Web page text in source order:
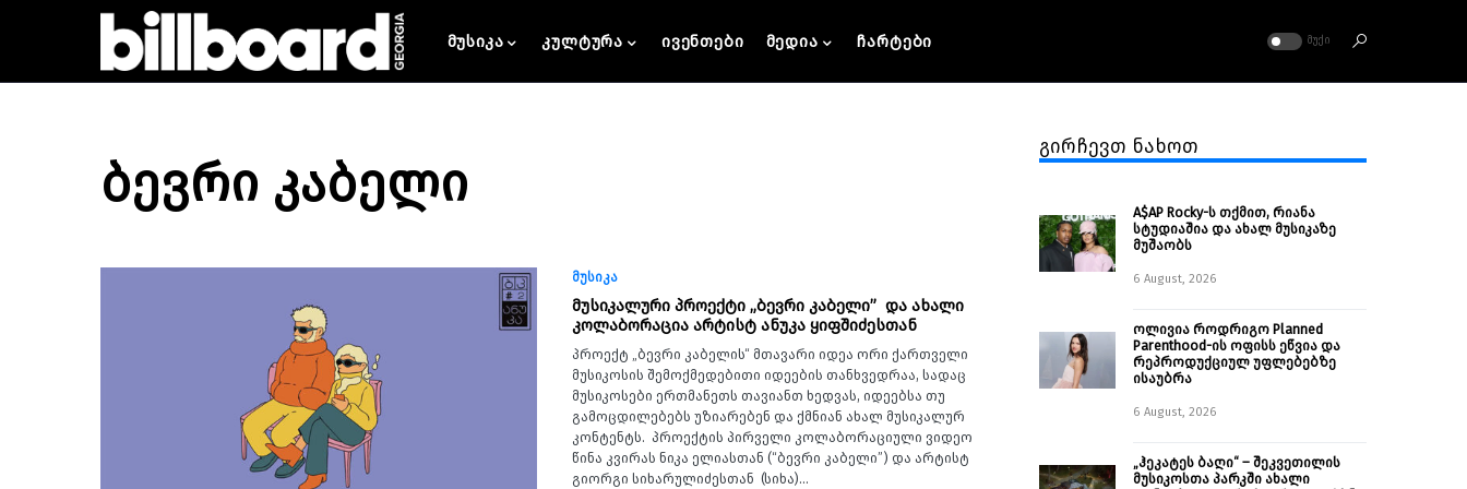
მუსიკა კულტურა ივენთები მედია ჩარტები ᲛᲣᲥᲘ
ბევრი კაბელი
მუსიკა
მუსიკალური პროექტი „ბევრი კაბელი” და ახალი
კოლაბორაცია არტისტ ანუკა ყიფშიძესთან
პროექტ „ბევრი კაბელის“ მთავარი იდეა ორი ქართველი
მუსიკოსის შემოქმედებითი იდეების თანხვედრაა, სადაც
მუსიკოსები ერთმანეთს თავიანთ ხედვას, იდეებსა თუ
გამოცდილებებს უზიარებენ და ქმნიან ახალ მუსიკალურ
კონტენტს. პროექტის პირველი კოლაბორაციული ვიდეო
წინა კვირას ნიკა ელიასთან (“ბევრი კაბელი”) და არტისტ
გიორგი სიხარულიძესთან (სიხა)…
გირჩევთ ნახოთ
A$AP Rocky-ს თქმით, რიანა
სტუდიაშია და ახალ მუსიკაზე
მუშაობს
6 August, 2026
ოლივია როდრიგო Planned
Parenthood-ის ოფისს ეწვია და
რეპროდუქციულ უფლებებზე
ისაუბრა
6 August, 2026
„ჰეკატეს ბაღი“ – შეკვეთილის
მუსიკოსთა პარკში ახალი